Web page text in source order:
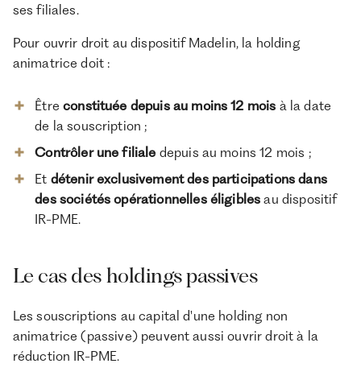
ses filiales.
Pour ouvrir droit au dispositif Madelin, la holding
animatrice doit :
Êtreconstituée depuis au moins 12 mois à la date
de la souscription ;
Contrôler une filiale depuis au moins 12 mois ;
Et détenir exclusivement des participations dans
des sociétés opérationnelles éligibles au dispositif
IR-PME.
Le cas des holdings passives
Les souscriptions au capital d'une holding non
animatrice (passive) peuvent aussi ouvrir droit à la
réduction IR-PME.